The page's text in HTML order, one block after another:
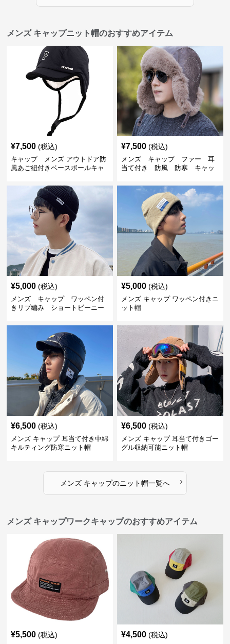
メンズ キャップニット帽のおすすめアイテム
¥7,500 (税込)
キャップ メンズ アウトドア防
風あご紐付きベースボールキャ
¥7,500 (税込)
メンズ キャップ ファー 耳
当て付き 防風 防寒 キャッ
¥5,000 (税込)
メンズ キャップ ワッペン付
きリブ編み ショートビーニー
¥5,000 (税込)
メンズ キャップ ワッペン付きニ
ット帽
¥6,500 (税込)
メンズ キャップ 耳当て付き中綿
キルティング防寒ニット帽
¥6,500 (税込)
メンズ キャップ 耳当て付きゴー
グル収納可能ニット帽
メンズ キャップのニット帽一覧へ ›
メンズ キャップワークキャップのおすすめアイテム
¥5,500 (税込) ¥4,500 (税込)